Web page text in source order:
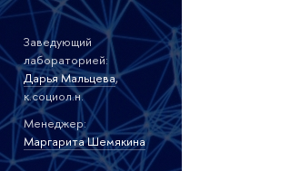
Заведующий
лабораторией:
Дарья Мальцева,
к.социол.н.
Менеджер:
Маргарита Шемякина